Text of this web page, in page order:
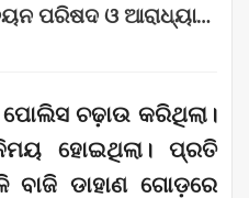
ପରିଷଦ ଓ ଆରାଧ୍ୟା…
ଚଢ଼ାଉ କରିଥିଲା।
ହୋଇଥିଲା। ପ୍ରତି
ଡାହାଣ ଗୋଡ଼ରେ